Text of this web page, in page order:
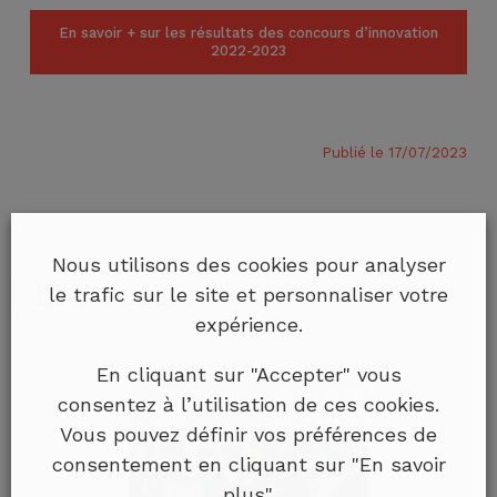
En savoir + sur les résultats des concours d’innovation
2022-2023
Publié le 17/07/2023
Lire aussi :
Nous utilisons des cookies pour analyser
le trafic sur le site et personnaliser votre
expérience.
En cliquant sur "Accepter" vous
consentez à l’utilisation de ces cookies.
Vous pouvez définir vos préférences de
consentement en cliquant sur "En savoir